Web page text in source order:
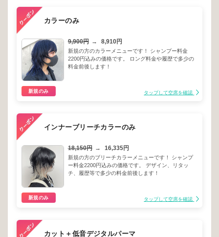
カラーのみ
9,900円 → 8,910円
新規の方のカラーメニューです！ シャンプー料金
2200円込みの価格です。 ロング料金や履歴で多少の
料金前後します！
新規のみ タップして空席を確認
インナーブリーチカラーのみ
18,150円 → 16,335円
新規の方のブリーチカラーメニューです！ シャンプ
ー料金2200円込みの価格です。 デザイン、リタッ
チ、履歴等で多少の料金前後します！
新規のみ タップして空席を確認
カット＋低音デジタルパーマ